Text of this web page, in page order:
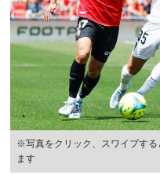
※写真をクリック、スワイプす
ます